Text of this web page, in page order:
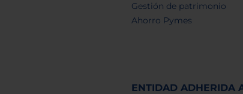
Gestión de patrimonio
Ahorro Pymes
ENTIDAD ADHERIDA